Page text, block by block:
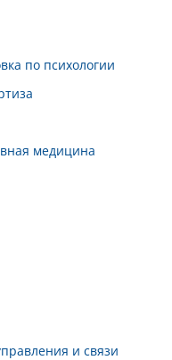
по психологии
медицина
и связи